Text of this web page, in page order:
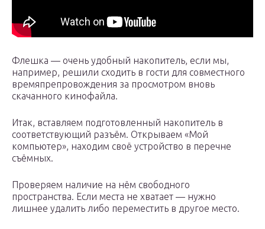
Флешка — очень удобный накопитель, если мы,
например, решили сходить в гости для совместного
времяпрепровождения за просмотром вновь
скачанного кинофайла.
Итак, вставляем подготовленный накопитель в
соответствующий разъём. Открываем «Мой
компьютер», находим своё устройство в перечне
съёмных.
Проверяем наличие на нём свободного
пространства. Если места не хватает — нужно
лишнее удалить либо переместить в другое место.